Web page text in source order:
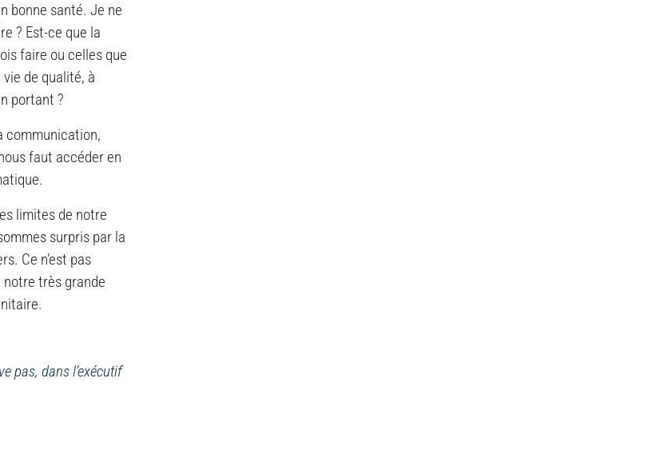
bonne santé. Je ne
? Est-ce que la
faire ou celles que
de qualité, à
portant ?
communication,
faut accéder en
limites de notre
surpris par la
Ce n’est pas
notre très grande
pas, dans l’exécutif